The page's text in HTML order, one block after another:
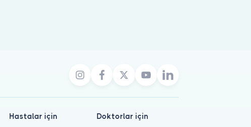
Hastalar için Doktorlar için